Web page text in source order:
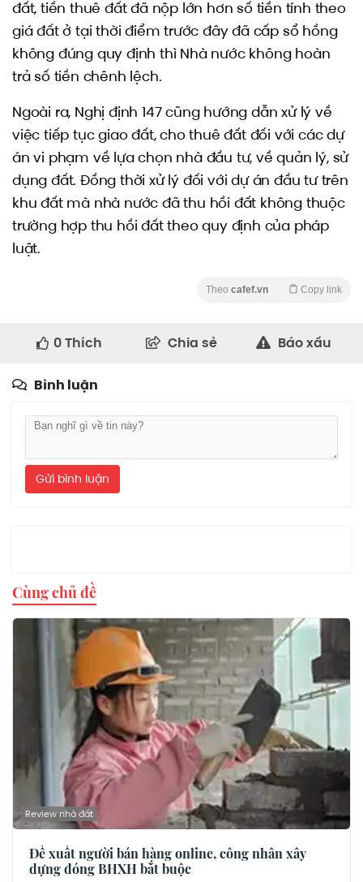
đất, tiền thuê đất đã nộp lớn hơn số tiền tính theo
giá đất ở tại thời điểm trước đây đã cấp sổ hồng
không đúng quy định thì Nhà nước không hoàn
trả số tiền chênh lệch.
Ngoài ra, Nghị định 147 cũng hướng dẫn xử lý về
việc tiếp tục giao đất, cho thuê đất đối với các dự
án vi phạm về lựa chọn nhà đầu tư, về quản lý, sử
dụng đất. Đồng thời xử lý đối với dự án đầu tư trên
khu đất mà nhà nước đã thu hồi đất không thuộc
trường hợp thu hồi đất theo quy định của pháp
luật.
Theo cafef.vn Copy link
0Thích Chia sẻ Báo xấu
Bình luận
Gửi bình luận
Cùng chủ đề
Review nhà đất
Đề xuất người bán hàng online, công nhân xây
dựng đóng BHXH bắt buộc